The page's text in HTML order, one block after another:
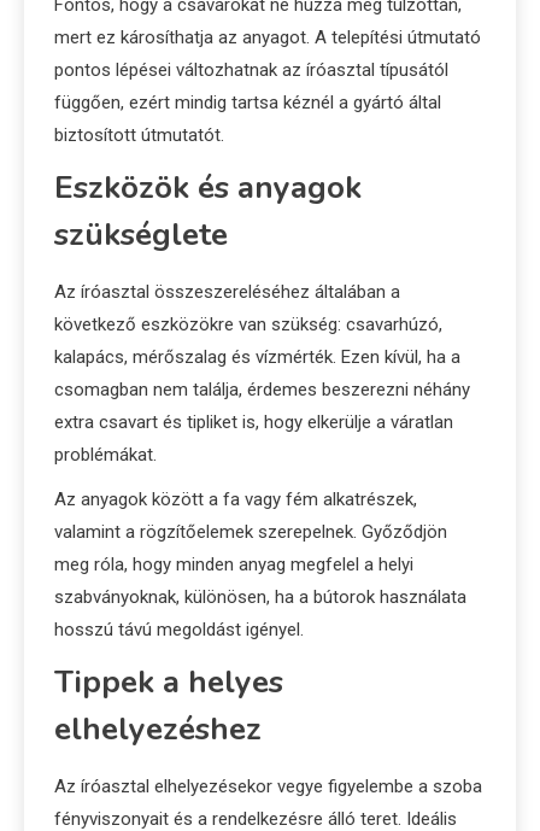
Fontos, hogy a csavarokat ne húzza meg túlzottan,
mert ez károsíthatja az anyagot. A telepítési útmutató
pontos lépései változhatnak az íróasztal típusától
függően, ezért mindig tartsa kéznél a gyártó által
biztosított útmutatót.
Eszközök és anyagok
szükséglete
Az íróasztal összeszereléséhez általában a
következő eszközökre van szükség: csavarhúzó,
kalapács, mérőszalag és vízmérték. Ezen kívül, ha a
csomagban nem találja, érdemes beszerezni néhány
extra csavart és tipliket is, hogy elkerülje a váratlan
problémákat.
Az anyagok között a fa vagy fém alkatrészek,
valamint a rögzítőelemek szerepelnek. Győződjön
meg róla, hogy minden anyag megfelel a helyi
szabványoknak, különösen, ha a bútorok használata
hosszú távú megoldást igényel.
Tippek a helyes
elhelyezéshez
Az íróasztal elhelyezésekor vegye figyelembe a szoba
fényviszonyait és a rendelkezésre álló teret. Ideális